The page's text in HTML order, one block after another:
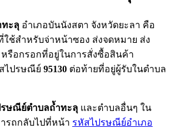
ะลุ อำเภอบันนังสตา จังหวัดยะลา คือ
ใช้สำหรับจ่าหน้าซอง ส่งจดหมาย ส่ง
หรือกรอกที่อยู่ในการสั่งซื้อสินค้า
ไปรษณีย์ 95130 ต่อท้ายที่อยู่ผู้รับในตำบล
ษณีย์ตำบลถ้ำทะลุ และตำบลอื่นๆ ใน
รถกลับไปที่หน้า รหัสไปรษณีย์อำเภอ